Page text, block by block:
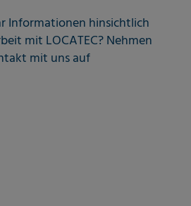
Informationen hinsichtlich
mit LOCATEC? Nehmen
mit uns auf